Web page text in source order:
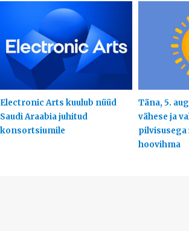
Electronic Arts kuulub nüüd
Saudi Araabia juhitud
konsortsiumile
Täna, 5.
vähese ja
hoovihma